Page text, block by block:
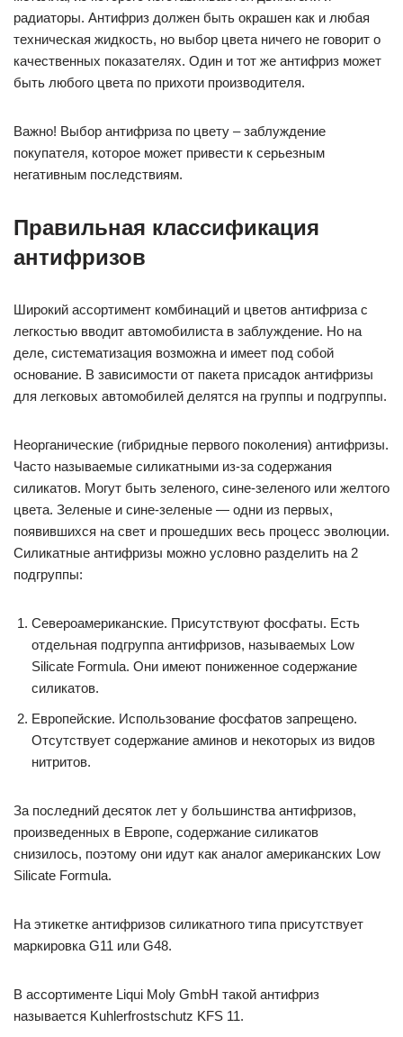
радиаторы. Антифриз должен быть окрашен как и любая
техническая жидкость, но выбор цвета ничего не говорит о
качественных показателях. Один и тот же антифриз может
быть любого цвета по прихоти производителя.
Важно! Выбор антифриза по цвету – заблуждение
покупателя, которое может привести к серьезным
негативным последствиям.
Правильная классификация
антифризов
Широкий ассортимент комбинаций и цветов антифриза с
легкостью вводит автомобилиста в заблуждение. Но на
деле, систематизация возможна и имеет под собой
основание. В зависимости от пакета присадок антифризы
для легковых автомобилей делятся на группы и подгруппы.
Неорганические (гибридные первого поколения) антифризы.
Часто называемые силикатными из-за содержания
силикатов. Могут быть зеленого, сине-зеленого или желтого
цвета. Зеленые и сине-зеленые — одни из первых,
появившихся на свет и прошедших весь процесс эволюции.
Силикатные антифризы можно условно разделить на 2
подгруппы:
Североамериканские. Присутствуют фосфаты. Есть
отдельная подгруппа антифризов, называемых Low
Silicate Formula. Они имеют пониженное содержание
силикатов.
Европейские. Использование фосфатов запрещено.
Отсутствует содержание аминов и некоторых из видов
нитритов.
За последний десяток лет у большинства антифризов,
произведенных в Европе, содержание силикатов
снизилось, поэтому они идут как аналог американских Low
Silicate Formula.
На этикетке антифризов силикатного типа присутствует
маркировка G11 или G48.
В ассортименте Liqui Moly GmbH такой антифриз
называется Kuhlerfrostschutz KFS 11.